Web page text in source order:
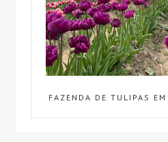
FAZENDA DE TULIPAS